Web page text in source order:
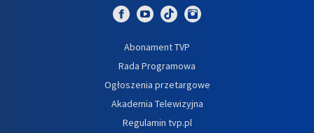
Abonament TVP
Rada Programowa
Ogłoszenia przetargowe
Akademia Telewizyjna
Regulamin tvp.pl